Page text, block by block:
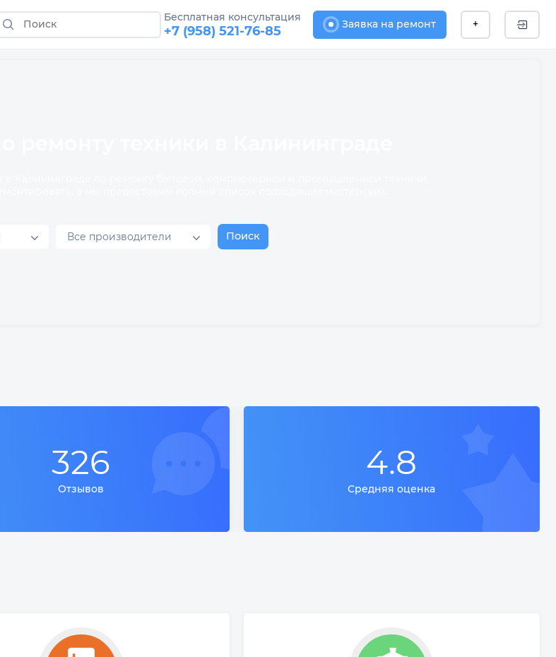
Бесплатная консультация
+7 (958) 521-76-85 Заявка на ремонт +
Все производители Поиск
326
Отзывов
4.8
Средняя оценка